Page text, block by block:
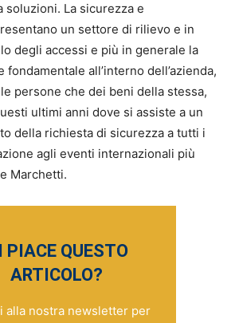
soluzioni. La sicurezza e
un settore di rilievo e in
degli accessi e più in generale la
fondamentale all’interno dell’azienda,
persone che dei beni della stessa,
ultimi anni dove si assiste a un
della richiesta di sicurezza a tutti i
agli eventi internazionali più
Marchetti.
PIACE QUESTO
ARTICOLO?
alla nostra newsletter per